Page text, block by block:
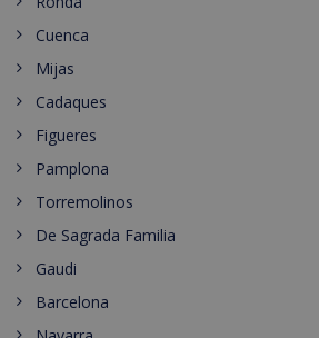
Cuenca
Mijas
Cadaques
Figueres
Pamplona
Torremolinos
De Sagrada Familia
Gaudi
Barcelona